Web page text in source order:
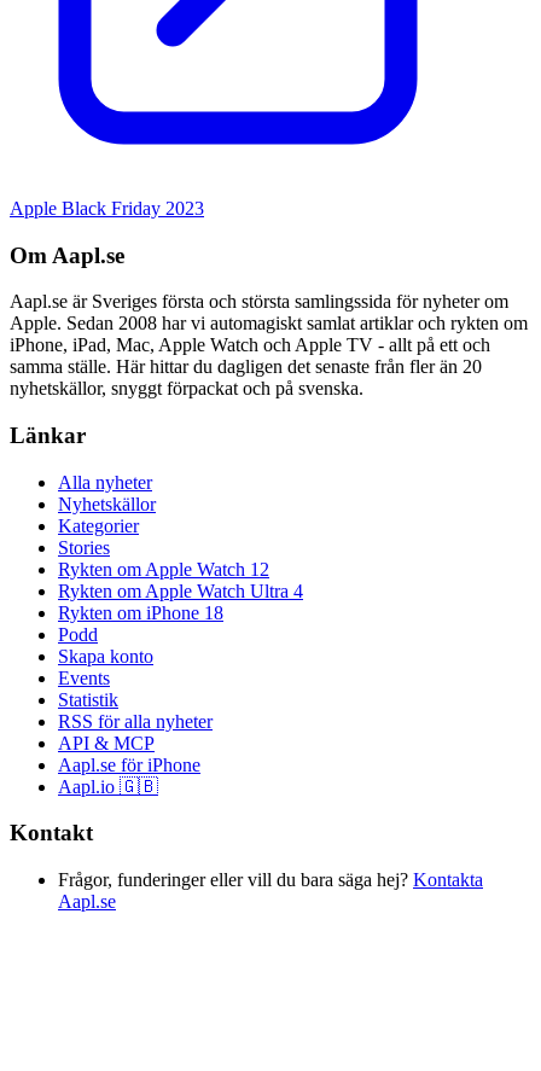
Apple Black Friday 2023
Om Aapl.se
Aapl.se är Sveriges första och största samlingssida för nyheter om
Apple. Sedan 2008 har vi automagiskt samlat artiklar och rykten om
iPhone, iPad, Mac, Apple Watch och Apple TV - allt på ett och
samma ställe. Här hittar du dagligen det senaste från fler än 20
nyhetskällor, snyggt förpackat och på svenska.
Länkar
Alla nyheter
Nyhetskällor
Kategorier
Stories
Rykten om Apple Watch 12
Rykten om Apple Watch Ultra 4
Rykten om iPhone 18
Podd
Skapa konto
Events
Statistik
RSS för alla nyheter
API & MCP
Aapl.se för iPhone
Aapl.io 🇬🇧
Kontakt
Frågor, funderinger eller vill du bara säga hej? Kontakta
Aapl.se